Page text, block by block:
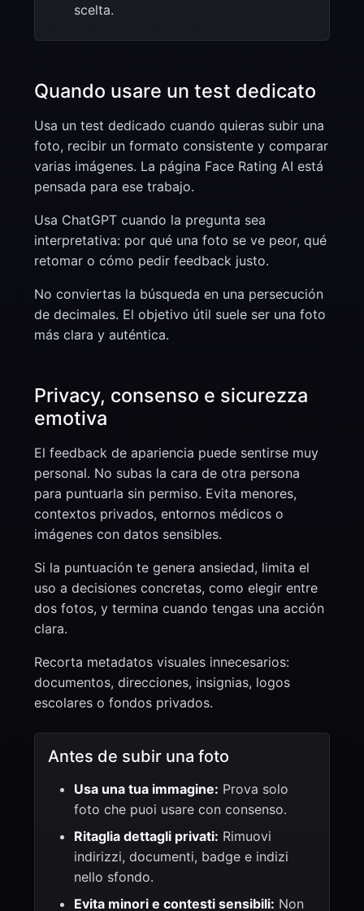
scelta.
Quando usare un test dedicato
Usa un test dedicado cuando quieras subir una
foto, recibir un formato consistente y comparar
varias imágenes. La página Face Rating AI está
pensada para ese trabajo.
Usa ChatGPT cuando la pregunta sea
interpretativa: por qué una foto se ve peor, qué
retomar o cómo pedir feedback justo.
No conviertas la búsqueda en una persecución
de decimales. El objetivo útil suele ser una foto
más clara y auténtica.
Privacy, consenso e sicurezza
emotiva
El feedback de apariencia puede sentirse muy
personal. No subas la cara de otra persona
para puntuarla sin permiso. Evita menores,
contextos privados, entornos médicos o
imágenes con datos sensibles.
Si la puntuación te genera ansiedad, limita el
uso a decisiones concretas, como elegir entre
dos fotos, y termina cuando tengas una acción
clara.
Recorta metadatos visuales innecesarios:
documentos, direcciones, insignias, logos
escolares o fondos privados.
Antes de subir una foto
Usa una tua immagine: Prova solo
foto che puoi usare con consenso.
Ritaglia dettagli privati: Rimuovi
indirizzi, documenti, badge e indizi
nello sfondo.
Evita minori e contesti sensibili: Non